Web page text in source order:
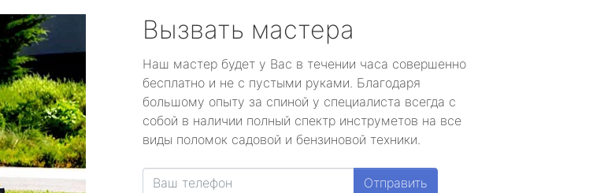
Вызвать мастера
Наш мастер будет у Вас в течении часа совершенно
бесплатно и не с пустыми руками. Благодаря
большому опыту за спиной у специалиста всегда с
собой в наличии полный спектр инструметов на все
виды поломок садовой и бензиновой техники.
Отправить